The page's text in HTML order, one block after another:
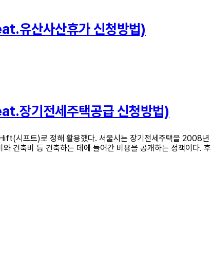
유산사산휴가 신청방법)
장기전세주택공급 신청방법)
시프트)로 정해 활용했다. 서울시는 장기전세주택을 2008년
건축비 등 건축하는 데에 들어간 비용을 공개하는 정책이다. 후